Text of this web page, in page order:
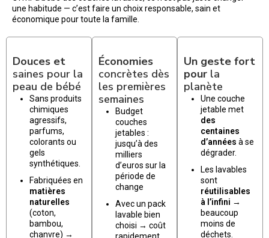
une habitude — c’est faire un choix responsable, sain et
économique pour toute la famille.
Douces et
saines pour la
peau de bébé
Sans produits
chimiques
agressifs,
parfums,
colorants ou
gels
synthétiques.
Fabriquées en
matières
naturelles
(coton,
bambou,
chanvre) →
Économies
concrètes dès
les premières
semaines
Budget
couches
jetables :
jusqu’à des
milliers
d’euros sur la
période de
change
Avec un pack
lavable bien
choisi → coût
rapidement
Un geste fort
pour la
planète
Une couche
jetable met
des
centaines
d’années à se
dégrader.
Les lavables
sont
réutilisables
à l’infini →
beaucoup
moins de
déchets.